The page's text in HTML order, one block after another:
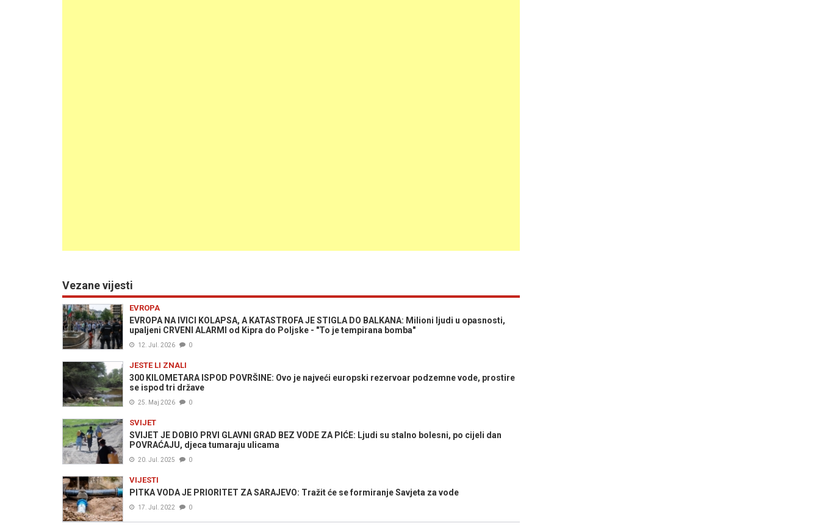
Vezane vijesti
EVROPA
EVROPA NA IVICI KOLAPSA, A KATASTROFA JE STIGLA DO BALKANA: Milioni ljudi u opasnosti,
upaljeni CRVENI ALARMI od Kipra do Poljske - "To je tempirana bomba"
12. Jul. 2026 0
JESTE LI ZNALI
300 KILOMETARA ISPOD POVRŠINE: Ovo je najveći europski rezervoar podzemne vode, prostire
se ispod tri države
25. Maj 2026 0
SVIJET
SVIJET JE DOBIO PRVI GLAVNI GRAD BEZ VODE ZA PIĆE: Ljudi su stalno bolesni, po cijeli dan
POVRAĆAJU, djeca tumaraju ulicama
20. Jul. 2025 0
VIJESTI
PITKA VODA JE PRIORITET ZA SARAJEVO: Tražit će se formiranje Savjeta za vode
17. Jul. 2022 0